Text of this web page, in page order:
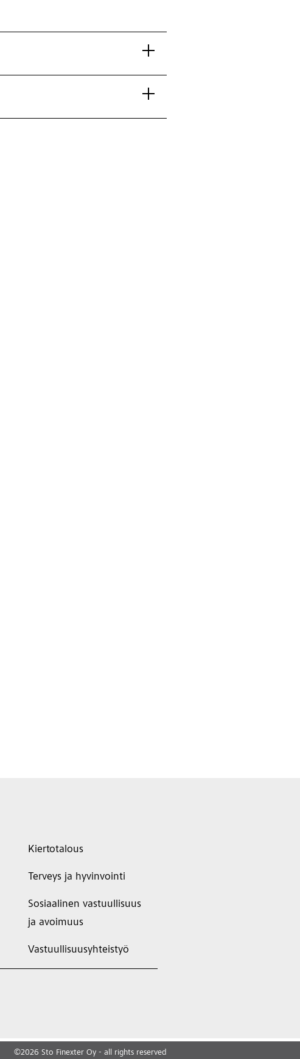
Kiertotalous
Terveys ja hyvinvointi
Sosiaalinen vastuullisuus
ja avoimuus
Vastuullisuusyhteistyö
©2026 Sto Finexter Oy - all rights reserved